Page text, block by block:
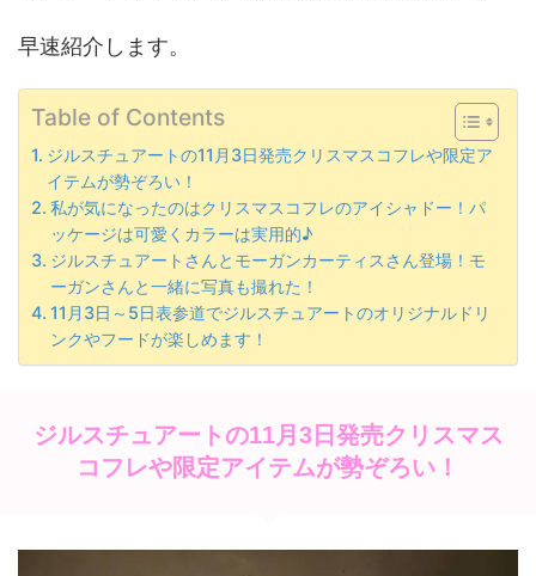
早速紹介します。
Table of Contents
ジルスチュアートの11月3日発売クリスマスコフレや限定ア
イテムが勢ぞろい！
私が気になったのはクリスマスコフレのアイシャドー！パ
ッケージは可愛くカラーは実用的♪
ジルスチュアートさんとモーガンカーティスさん登場！モ
ーガンさんと一緒に写真も撮れた！
11月3日～5日表参道でジルスチュアートのオリジナルドリ
ンクやフードが楽しめます！
ジルスチュアートの11月3日発売クリスマス
コフレや限定アイテムが勢ぞろい！